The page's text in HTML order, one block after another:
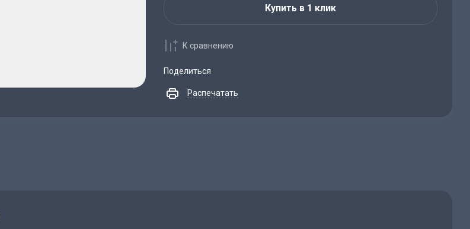
Купить в 1 клик
К сравнению
Поделиться
Распечатать